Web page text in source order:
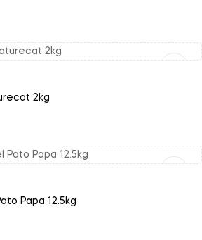
2kg
Papa 12.5kg